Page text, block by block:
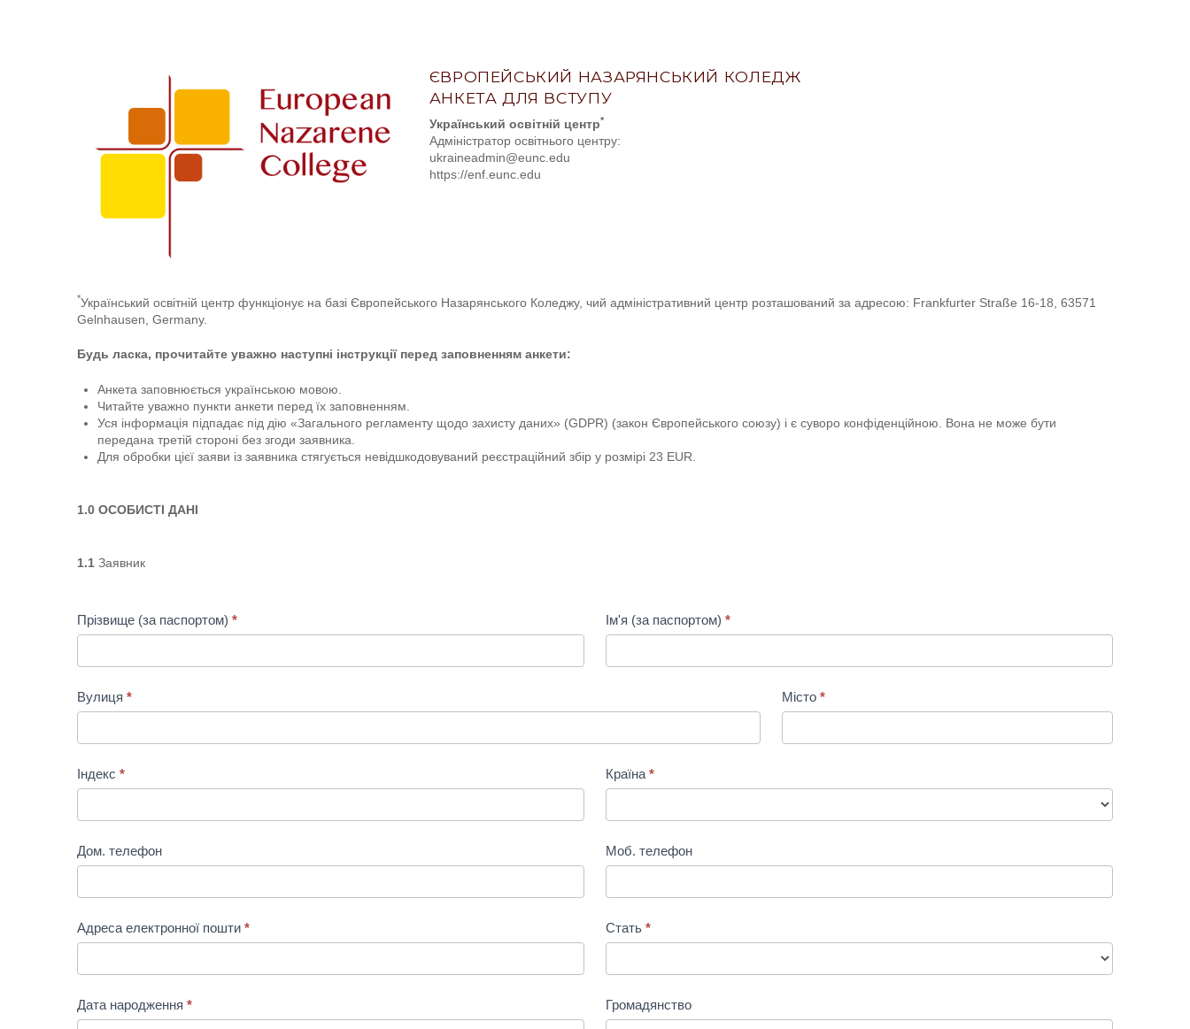
ЄВРОПЕЙСЬКИЙ НАЗАРЯНСЬКИЙ КОЛЕДЖ
АНКЕТА ДЛЯ ВСТУПУ
Український освітній центр*
Адміністратор освітнього центру:
ukraineadmin@eunc.edu
https://enf.eunc.edu
*Український освітній центр функціонує на базі Європейського Назарянського Коледжу, чий адміністративний центр розташований за адресою: Frankfurter Straße 16-18, 63571
Gelnhausen, Germany.
Будь ласка, прочитайте уважно наступні інструкції перед заповненням анкети:
Анкета заповнюється українською мовою.
Читайте уважно пункти анкети перед їх заповненням.
Уся інформація підпадає під дію «Загального регламенту щодо захисту даних» (GDPR) (закон Європейського союзу) і є суворо конфіденційною. Вона не може бути
передана третій стороні без згоди заявника.
Для обробки цієї заяви із заявника стягується невідшкодовуваний реєстраційний збір у розмірі 23 EUR.
1.0 ОСОБИСТІ ДАНІ
1.1 Заявник
Прізвище (за паспортом) * Ім'я (за паспортом) *
Вулиця * Місто *
Індекс * Країна *
Дом. телефон
Моб. телефон
Адреса електронної пошти * Стать *
Дата народження * Громадянство